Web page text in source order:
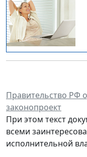
Правительство РФ
законопроект
При этом текст
всеми
исполнительной